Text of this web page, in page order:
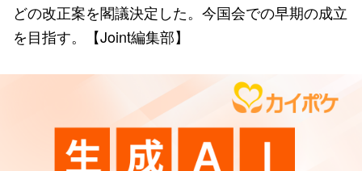
どの改正案を閣議決定した。今国会での早期の成立
を目指す。【Joint編集部】